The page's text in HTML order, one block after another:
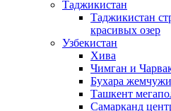
Таджикистан
Таджикистан
красивых озер
Узбекистан
Хива
Чимган и
Бухара
Ташкент
Самарканд